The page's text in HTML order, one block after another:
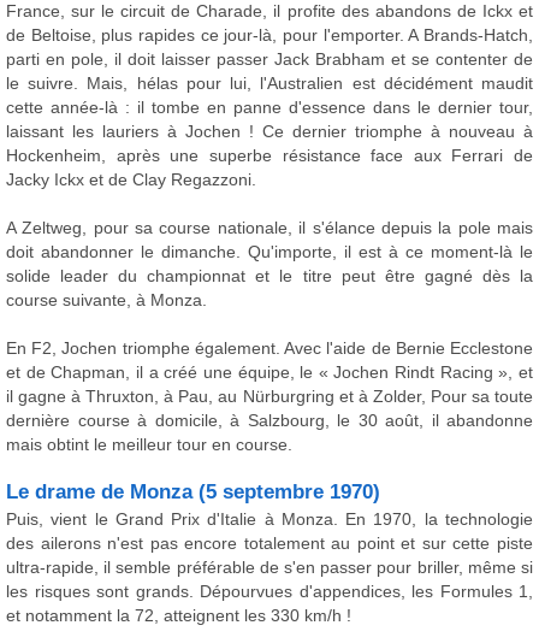
France, sur le circuit de Charade, il profite des abandons de Ickx et
de Beltoise, plus rapides ce jour-là, pour l'emporter. A Brands-Hatch,
parti en pole, il doit laisser passer Jack Brabham et se contenter de
le suivre. Mais, hélas pour lui, l'Australien est décidément maudit
cette année-là : il tombe en panne d'essence dans le dernier tour,
laissant les lauriers à Jochen ! Ce dernier triomphe à nouveau à
Hockenheim, après une superbe résistance face aux Ferrari de
Jacky Ickx et de Clay Regazzoni.
A Zeltweg, pour sa course nationale, il s'élance depuis la pole mais
doit abandonner le dimanche. Qu'importe, il est à ce moment-là le
solide leader du championnat et le titre peut être gagné dès la
course suivante, à Monza.
En F2, Jochen triomphe également. Avec l'aide de Bernie Ecclestone
et de Chapman, il a créé une équipe, le « Jochen Rindt Racing », et
il gagne à Thruxton, à Pau, au Nürburgring et à Zolder, Pour sa toute
dernière course à domicile, à Salzbourg, le 30 août, il abandonne
mais obtint le meilleur tour en course.
Le drame de Monza (5 septembre 1970)
Puis, vient le Grand Prix d'Italie à Monza. En 1970, la technologie
des ailerons n'est pas encore totalement au point et sur cette piste
ultra-rapide, il semble préférable de s'en passer pour briller, même si
les risques sont grands. Dépourvues d'appendices, les Formules 1,
et notamment la 72, atteignent les 330 km/h !